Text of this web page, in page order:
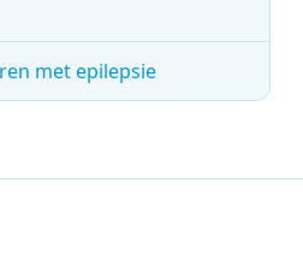
met epilepsie